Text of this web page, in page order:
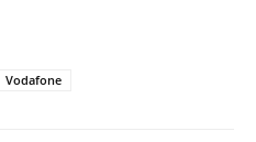
Vodafone